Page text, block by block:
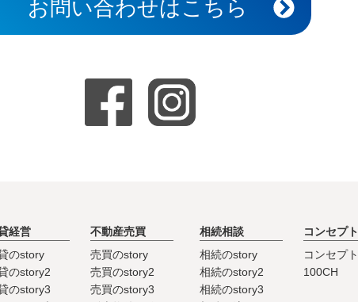
お問い合わせはこちら
経営
のstory
のstory2
のstory3
不動産売買
売買のstory
売買のstory2
売買のstory3
相続相談
相続のstory
相続のstory2
相続のstory3
コンセプト
コンセプト
100CH